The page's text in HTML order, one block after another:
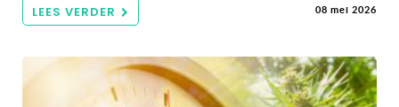
LEES VERDER 08 mei 2026